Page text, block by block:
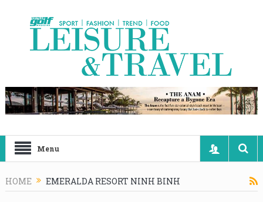
Menu
HOME EMERALDA RESORT NINH BINH